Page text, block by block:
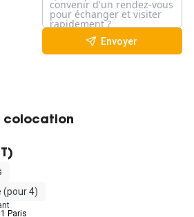
Envoyer
colocation
(pour 4)
Paris